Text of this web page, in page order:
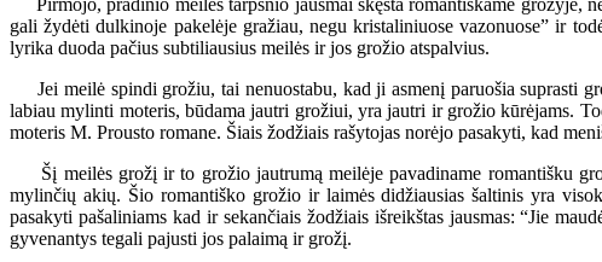
gali žydėti dulkinoje pakelėje gražiau, negu kristaliniuose vazonuose” ir
lyrika duoda pačius subtiliausius meilės ir jos grožio atspalvius.
Jei meilė spindi grožiu, tai nenuostabu, kad ji asmenį paruošia suprasti
labiau mylinti moteris, būdama jautri grožiui, yra jautri ir grožio kūrėjams.
moteris M. Prousto romane. Šiais žodžiais rašytojas norėjo pasakyti, kad
Šį meilės grožį ir to grožio jautrumą meilėje pavadiname romantišku
mylinčių akių. Šio romantiško grožio ir laimės didžiausias šaltinis yra
pasakyti pašaliniams kad ir sekančiais žodžiais išreikštas jausmas: “Jie
gyvenantys tegali pajusti jos palaimą ir grožį.